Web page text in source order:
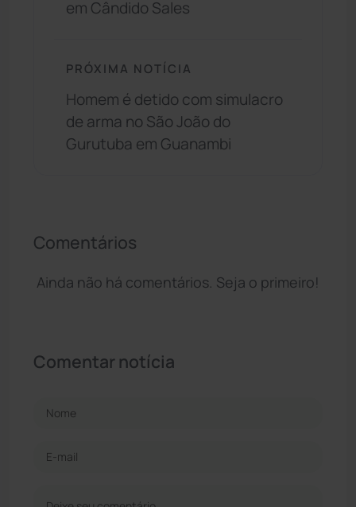
em Cândido Sales
PRÓXIMA NOTÍCIA
Homem é detido com simulacro
de arma no São João do
Gurutuba em Guanambi
Comentários
Ainda não há comentários. Seja o primeiro!
Comentar notícia